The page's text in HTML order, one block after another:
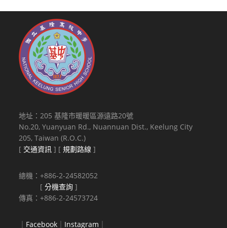
地址：205 基隆市暖暖區源遠路20號
No.20, Yuanyuan Rd., Nuannuan Dist., Keelung City
205, Taiwan (R.O.C.)
[ 交通資訊 ] [規劃路線 ]
總機：+886-2-24582052
[分機查詢 ]
傳真：+886-2-24573724
｜ Facebook ｜ Instagram ｜